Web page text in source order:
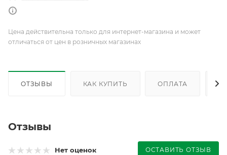
Цена действительна только для интернет-магазина и может
отличаться от цен в розничных магазинах
ОТЗЫВЫ КАК КУПИТЬ ОПЛАТА
Отзывы
Нет оценок ОСТАВИТЬ ОТЗЫВ